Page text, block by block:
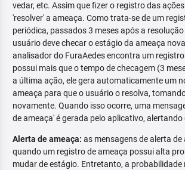
vedar, etc. Assim que fizer o registro das
'resolver' a ameaça. Como trata-se de um
periódica, passados 3 meses após a
usuário deve checar o estágio da ameaça
analisador do FuraAedes encontra um
possui mais que o tempo de checagem (3
a última ação, ele gera automaticamente um
ameaça para que o usuário o resolva,
novamente. Quando isso ocorre, uma
de ameaça' é gerada pelo aplicativo, alertando
Alerta de ameaça: as mensagens de alerta
quando um registro de ameaça possui alta
mudar de estágio. Entretanto, a probabilidade